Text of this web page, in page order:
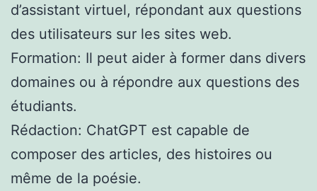
d’assistant virtuel, répondant aux questions
des utilisateurs sur les sites web.
Formation: Il peut aider à former dans divers
domaines ou à répondre aux questions des
étudiants.
Rédaction: ChatGPT est capable de
composer des articles, des histoires ou
même de la poésie.